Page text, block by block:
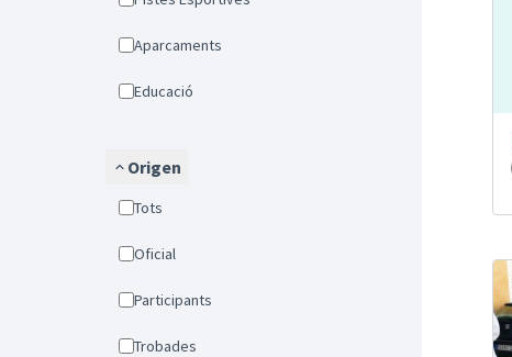
Aparcaments
Educació
Origen
Tots
Oficial
Participants
Trobades